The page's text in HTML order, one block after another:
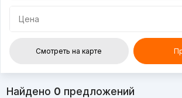
Цена
Смотреть на карте
Найдено 0 предложений